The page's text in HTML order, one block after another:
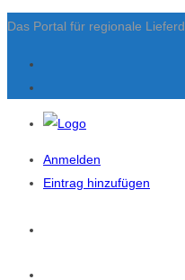
Das Portal für regionale
Anmelden
Eintrag hinzufügen